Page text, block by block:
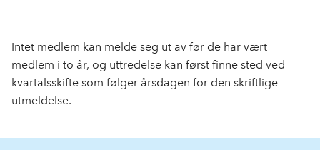
Intet medlem kan melde seg ut av før de har vært
medlem i to år, og uttredelse kan først finne sted ved
kvartals­­skifte som følger årsdagen for den skriftlige
utmeldelse.